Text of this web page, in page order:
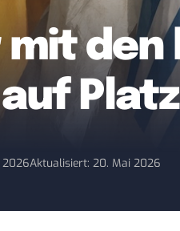
mit
2026Aktualisiert: 20. Mai 2026